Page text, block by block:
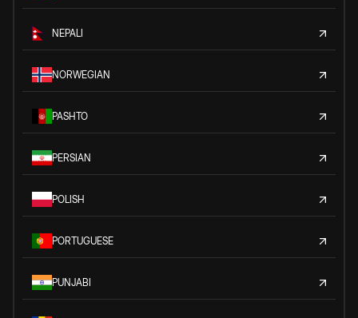
NEPALI
NORWEGIAN
PASHTO
PERSIAN
POLISH
PORTUGUESE
PUNJABI